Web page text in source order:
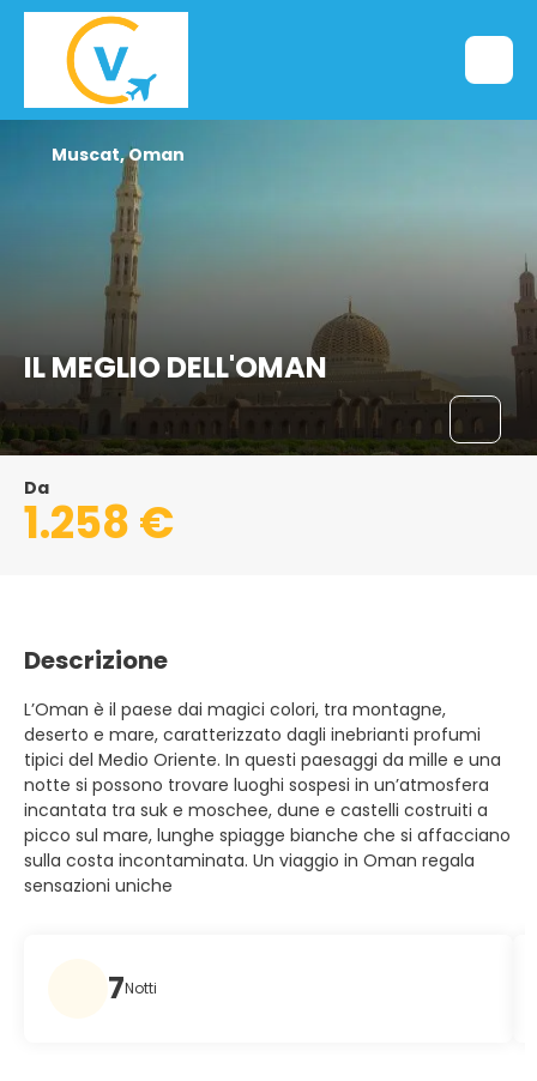
IL MEGLIO DELL'OMAN
Muscat, Oman
Da
1.258 €
Descrizione
L’Oman è il paese dai magici colori, tra montagne,
deserto e mare, caratterizzato dagli inebrianti profumi
tipici del Medio Oriente. In questi paesaggi da mille e una
notte si possono trovare luoghi sospesi in un’atmosfera
incantata tra suk e moschee, dune e castelli costruiti a
picco sul mare, lunghe spiagge bianche che si affacciano
sulla costa incontaminata. Un viaggio in Oman regala
sensazioni uniche
7Notti